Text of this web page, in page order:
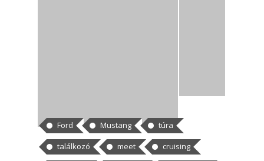
Ford Mustang
túra
találkozó
meet
cruising